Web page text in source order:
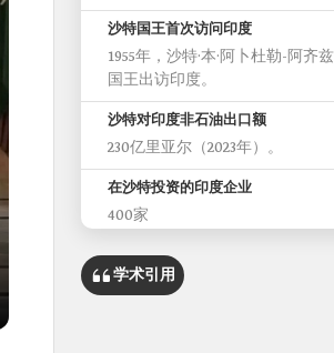
沙特国王首次访问印度
1955年，沙特·本·阿卜杜勒-阿齐兹
国王出访印度。
沙特对印度非石油出口额
230亿里亚尔（2023年）。
在沙特投资的印度企业
400家
学术引用